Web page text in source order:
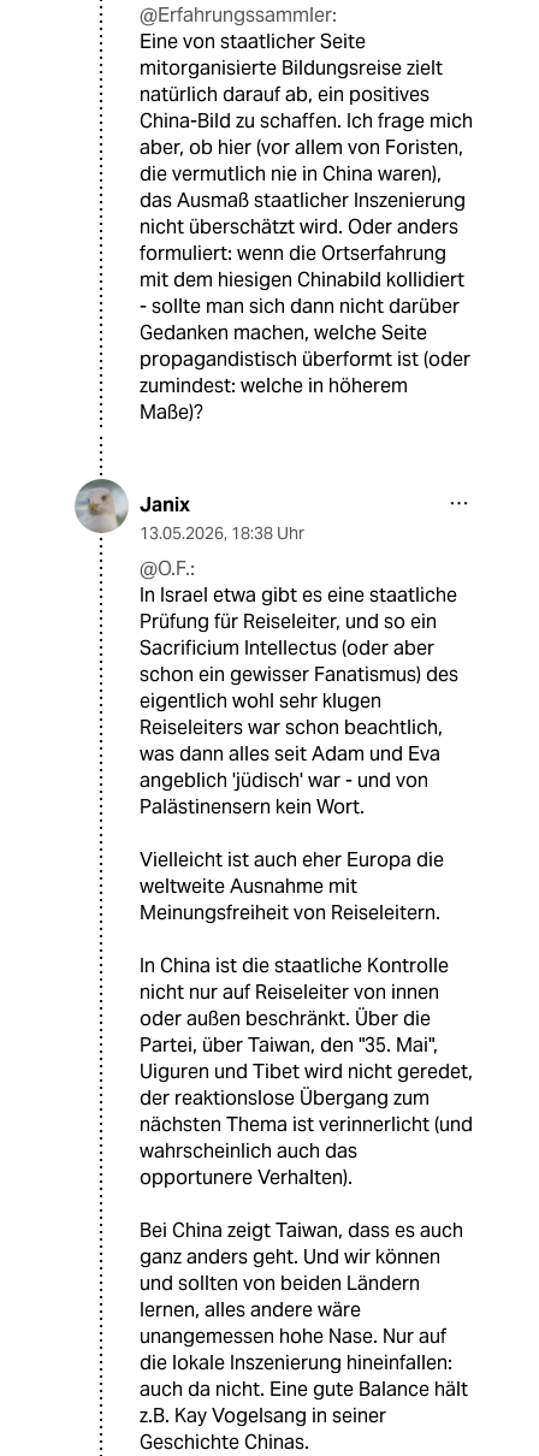
@Erfahrungssammler:
Eine von staatlicher Seite
mitorganisierte Bildungsreise zielt
natürlich darauf ab, ein positives
China-Bild zu schaffen. Ich frage mich
aber, ob hier (vor allem von Foristen,
die vermutlich nie in China waren),
das Ausmaß staatlicher Inszenierung
nicht überschätzt wird. Oder anders
formuliert: wenn die Ortserfahrung
mit dem hiesigen Chinabild kollidiert
- sollte man sich dann nicht darüber
Gedanken machen, welche Seite
propagandistisch überformt ist (oder
zumindest: welche in höherem
Maße)?
Janix
13.05.2026, 18:38 Uhr
@O.F.:
In Israel etwa gibt es eine staatliche
Prüfung für Reiseleiter, und so ein
Sacrificium Intellectus (oder aber
schon ein gewisser Fanatismus) des
eigentlich wohl sehr klugen
Reiseleiters war schon beachtlich,
was dann alles seit Adam und Eva
angeblich 'jüdisch' war - und von
Palästinensern kein Wort.
Vielleicht ist auch eher Europa die
weltweite Ausnahme mit
Meinungsfreiheit von Reiseleitern.
In China ist die staatliche Kontrolle
nicht nur auf Reiseleiter von innen
oder außen beschränkt. Über die
Partei, über Taiwan, den "35. Mai",
Uiguren und Tibet wird nicht geredet,
der reaktionslose Übergang zum
nächsten Thema ist verinnerlicht (und
wahrscheinlich auch das
opportunere Verhalten).
Bei China zeigt Taiwan, dass es auch
ganz anders geht. Und wir können
und sollten von beiden Ländern
lernen, alles andere wäre
unangemessen hohe Nase. Nur auf
die lokale Inszenierung hineinfallen:
auch da nicht. Eine gute Balance hält
z.B. Kay Vogelsang in seiner
Geschichte Chinas.